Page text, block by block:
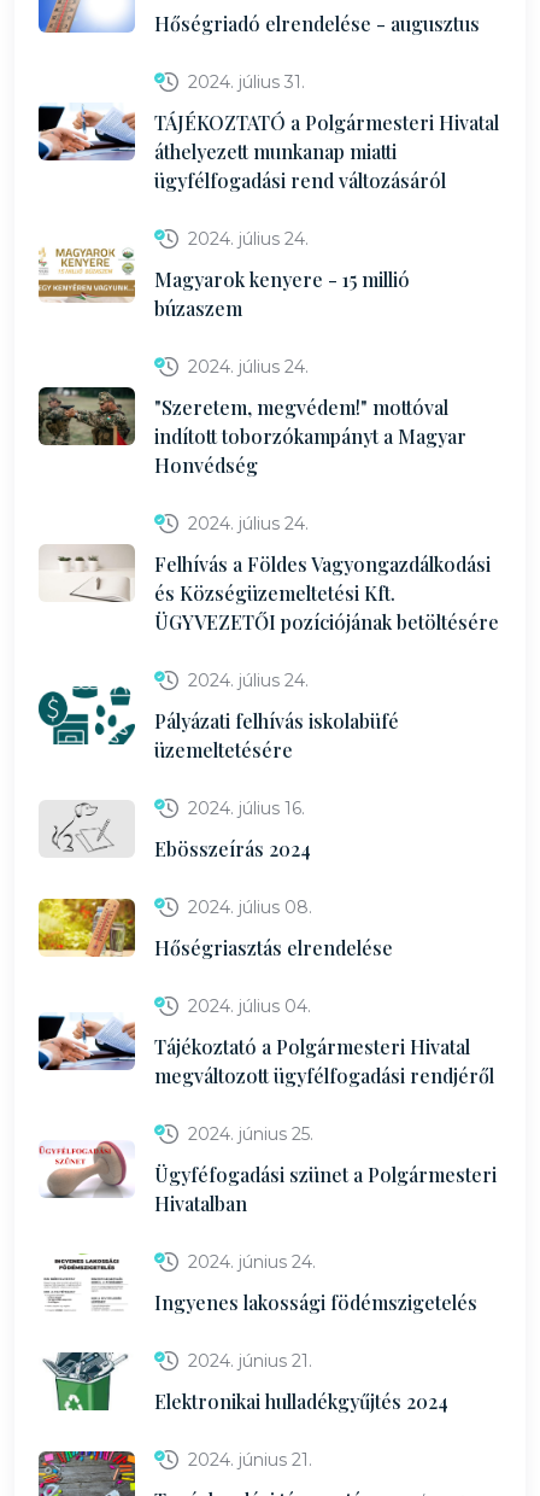
Hőségriadó elrendelése - augusztus
2024. július 31.
TÁJÉKOZTATÓ a Polgármesteri Hivatal
áthelyezett munkanap miatti
ügyfélfogadási rend változásáról
2024. július 24.
Magyarok kenyere - 15 millió
búzaszem
2024. július 24.
"Szeretem, megvédem!" mottóval
indított toborzókampányt a Magyar
Honvédség
2024. július 24.
Felhívás a Földes Vagyongazdálkodási
és Községüzemeltetési Kft.
ÜGYVEZETŐI pozíciójának betöltésére
2024. július 24.
Pályázati felhívás iskolabüfé
üzemeltetésére
2024. július 16.
Ebösszeírás 2024
2024. július 08.
Hőségriasztás elrendelése
2024. július 04.
Tájékoztató a Polgármesteri Hivatal
megváltozott ügyfélfogadási rendjéről
2024. június 25.
Ügyféfogadási szünet a Polgármesteri
Hivatalban
2024. június 24.
Ingyenes lakossági födémszigetelés
2024. június 21.
Elektronikai hulladékgyűjtés 2024
2024. június 21.